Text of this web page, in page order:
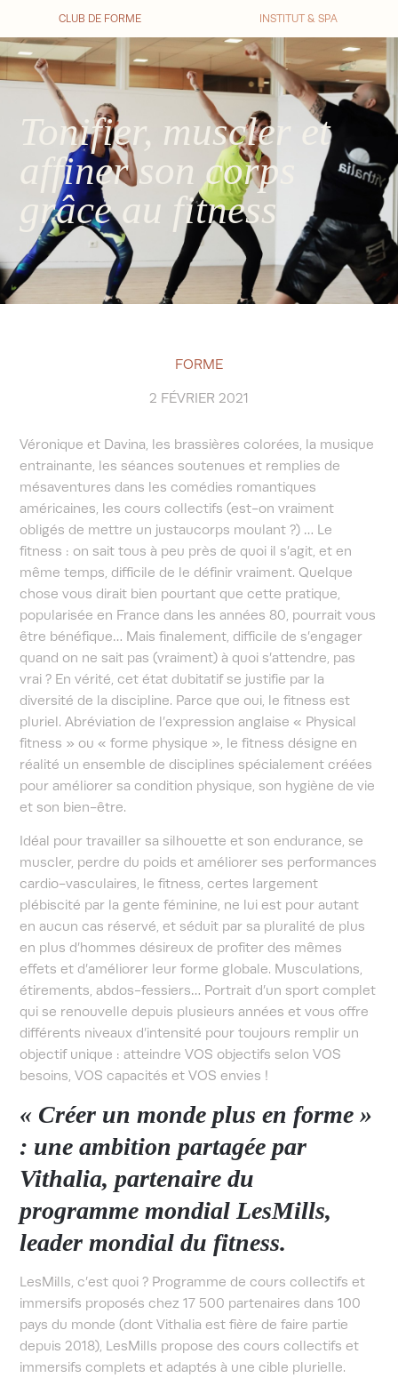
CLUB DE FORME INSTITUT & SPA
Tonifier, muscler et
affiner son corps
grâce au fitness
FORME
2 FÉVRIER 2021
Véronique et Davina, les brassières colorées, la musique
entrainante, les séances soutenues et remplies de
mésaventures dans les comédies romantiques
américaines, les cours collectifs (est-on vraiment
obligés de mettre un justaucorps moulant ?) … Le
fitness : on sait tous à peu près de quoi il s’agit, et en
même temps, difficile de le définir vraiment. Quelque
chose vous dirait bien pourtant que cette pratique,
popularisée en France dans les années 80, pourrait vous
être bénéfique… Mais finalement, difficile de s’engager
quand on ne sait pas (vraiment) à quoi s’attendre, pas
vrai ? En vérité, cet état dubitatif se justifie par la
diversité de la discipline. Parce que oui, le fitness est
pluriel. Abréviation de l’expression anglaise « Physical
fitness » ou « forme physique », le fitness désigne en
réalité un ensemble de disciplines spécialement créées
pour améliorer sa condition physique, son hygiène de vie
et son bien-être.
Idéal pour travailler sa silhouette et son endurance, se
muscler, perdre du poids et améliorer ses performances
cardio-vasculaires, le fitness, certes largement
plébiscité par la gente féminine, ne lui est pour autant
en aucun cas réservé, et séduit par sa pluralité de plus
en plus d’hommes désireux de profiter des mêmes
effets et d’améliorer leur forme globale. Musculations,
étirements, abdos-fessiers… Portrait d’un sport complet
qui se renouvelle depuis plusieurs années et vous offre
différents niveaux d’intensité pour toujours remplir un
objectif unique : atteindre VOS objectifs selon VOS
besoins, VOS capacités et VOS envies !
« Créer un monde plus en forme »
: une ambition partagée par
Vithalia, partenaire du
programme mondial LesMills,
leader mondial du fitness.
LesMills, c’est quoi ? Programme de cours collectifs et
immersifs proposés chez 17 500 partenaires dans 100
pays du monde (dont Vithalia est fière de faire partie
depuis 2018), LesMills propose des cours collectifs et
immersifs complets et adaptés à une cible plurielle.